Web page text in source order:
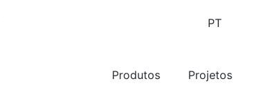
PT
Produtos Projetos